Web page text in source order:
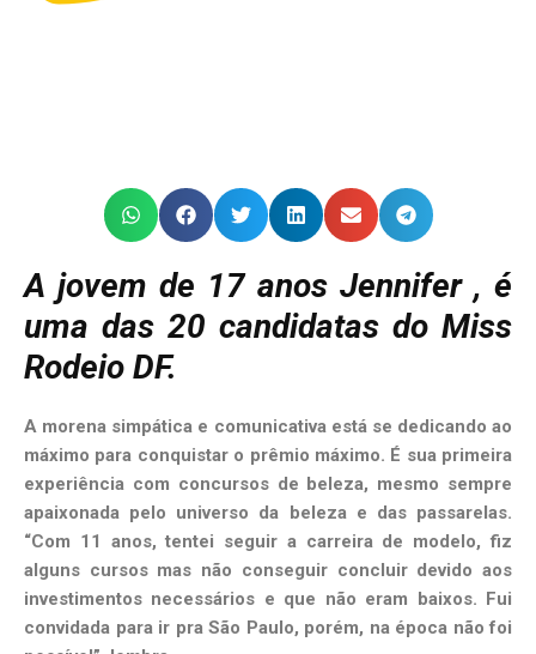
A jovem de 17 anos Jennifer , é
uma das 20 candidatas do Miss
Rodeio DF.
A morena simpática e comunicativa está se dedicando ao
máximo para conquistar o prêmio máximo. É sua primeira
experiência com concursos de beleza, mesmo sempre
apaixonada pelo universo da beleza e das passarelas.
“Com 11 anos, tentei seguir a carreira de modelo, fiz
alguns cursos mas não conseguir concluir devido aos
investimentos necessários e que não eram baixos. Fui
convidada para ir pra São Paulo, porém, na época não foi